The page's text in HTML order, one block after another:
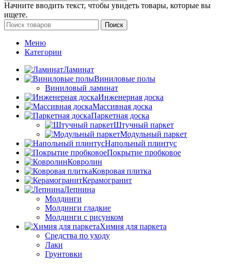
Начните вводить текст, чтобы увидеть товары, которые вы
ищете.
Поиск
Меню
Категории
Ламинат
Виниловые полы
Виниловый ламинат
Инженерная доска
Массивная доска
Паркетная доска
Штучный паркет
Модульный паркет
Напольный плинтус
Покрытие пробковое
Ковролин
Ковровая плитка
Керамогранит
Лепнина
Молдинги
Молдинги гладкие
Молдинги с рисунком
Химия для паркета
Средства по уходу
Лаки
Грунтовки